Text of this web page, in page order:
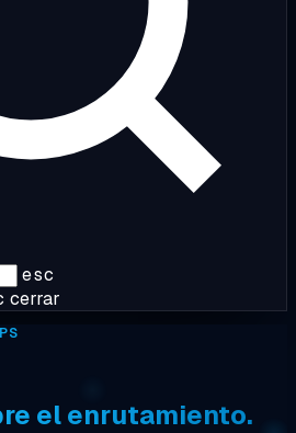
esc
cerrar
el enrutamiento.